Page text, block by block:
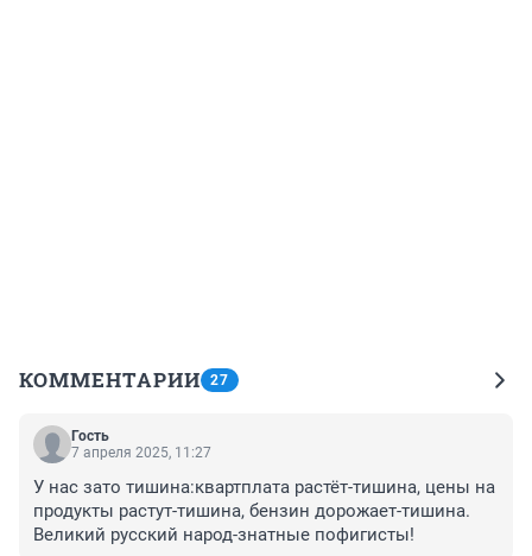
КОММЕНТАРИИ 27
Гость
7 апреля 2025, 11:27
У нас зато тишина:квартплата растёт-тишина, цены на
продукты растут-тишина, бензин дорожает-тишина.
Великий русский народ-знатные пофигисты!